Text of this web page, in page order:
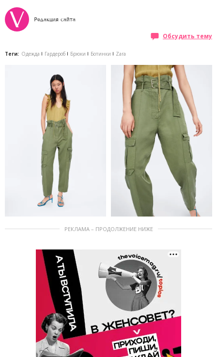
Редакция сайта
Обсудить тему
Теги: Одежда Гардероб Брюки Ботинки Zara
РЕКЛАМА – ПРОДОЛЖЕНИЕ НИЖЕ